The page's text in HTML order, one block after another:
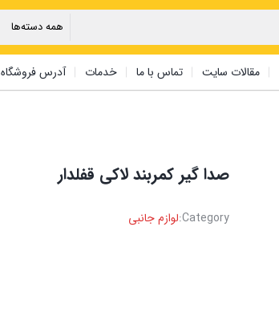
مقالات سایت تماس با ما خدمات آدرس فروشگاه
صدا گیر کمربند ‏لاکی ‏قفلدار
Category: لوازم جانبی